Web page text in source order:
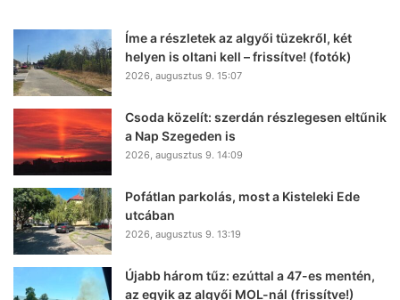
Íme a részletek az algyői tüzekről, két
helyen is oltani kell – frissítve! (fotók)
2026, augusztus 9. 15:07
Csoda közelít: szerdán részlegesen eltűnik
a Nap Szegeden is
2026, augusztus 9. 14:09
Pofátlan parkolás, most a Kisteleki Ede
utcában
2026, augusztus 9. 13:19
Újabb három tűz: ezúttal a 47-es mentén,
az egyik az algyői MOL-nál (frissítve!)